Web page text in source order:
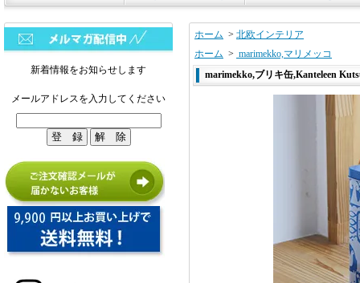
新着情報をお知らせします
メールアドレスを入力してください
ホーム > 北欧インテリア
ホーム > marimekko,マリメッコ
marimekko,ブリキ缶,Kanteleen